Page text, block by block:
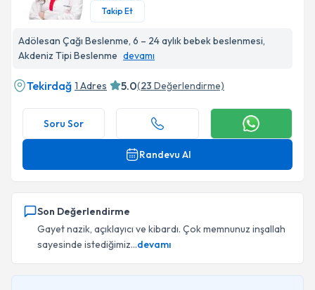
Takip Et
Adölesan Çağı Beslenme, 6 – 24 aylık bebek beslenmesi,
Akdeniz Tipi Beslenme devamı
Tekirdağ 1 Adres 5.0(23 Değerlendirme)
Soru Sor
Randevu Al
Son Değerlendirme
Gayet nazik, açıklayıcı ve kibardı. Çok memnunuz inşallah
sayesinde istediğimiz...devamı